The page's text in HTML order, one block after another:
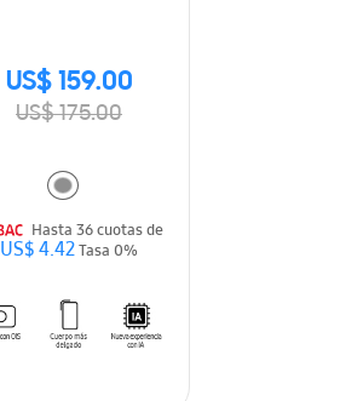
US$ 159.00
US$ 175.00
Hasta 36 cuotas de
US$ 4.42Tasa 0%